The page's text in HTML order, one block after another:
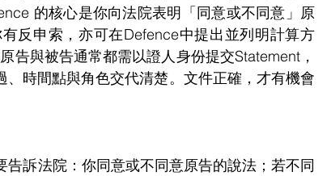
的核心是你向法院表明「同意或不同意」原
反申索，亦可在Defence中提出並列明計算方
告與被告通常都需以證人身份提交Statement，
時間點與角色交代清楚。文件正確，才有機會
訴法院：你同意或不同意原告的說法；若不同